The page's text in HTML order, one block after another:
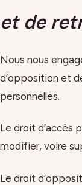
et de
Nous nous
d’opposition et
personnelles.
Le droit d’accès
modifier, voire
Le droit